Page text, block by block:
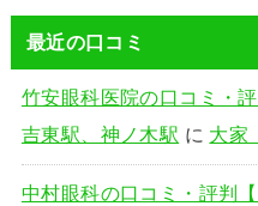
最近の口コミ
竹安眼科医院の口コミ・
吉東駅、神ノ木駅 に 大
中村眼科の口コミ・評判